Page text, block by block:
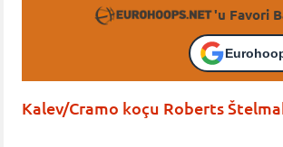
'u Favori
Kalev/Cramo koçu Roberts